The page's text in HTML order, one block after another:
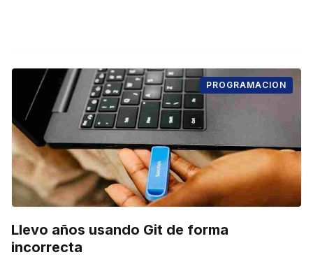
PROGRAMACION
Llevo años usando Git de forma
incorrecta